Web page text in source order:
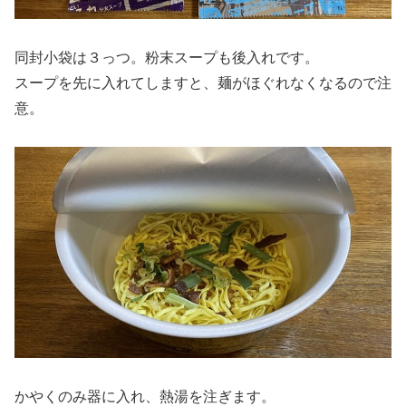
同封小袋は３っつ。粉末スープも後入れです。
スープを先に入れてしますと、麺がほぐれなくなるので注
意。
かやくのみ器に入れ、熱湯を注ぎます。